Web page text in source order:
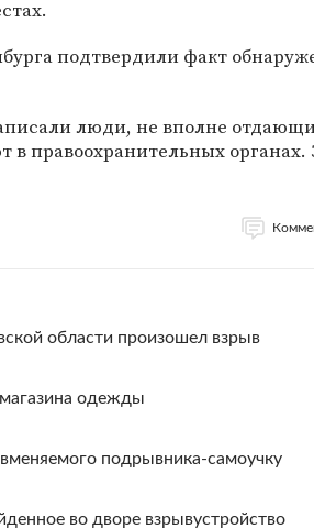
подтвердили факт
люди, не вполне
в правоохранительных органах.
области произошел взрыв
магазина одежды
подрывника-самоучку
во дворе взрывустройство